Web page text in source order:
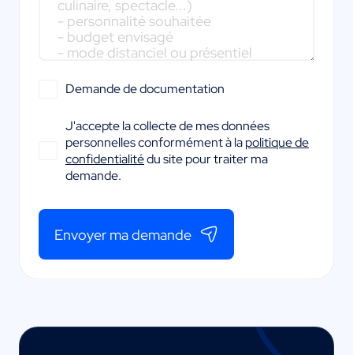
Demande de documentation
J'accepte la collecte de mes données
personnelles conformément à lapolitique de
confidentialitédu site pour traiter ma
demande.
Envoyer ma demande